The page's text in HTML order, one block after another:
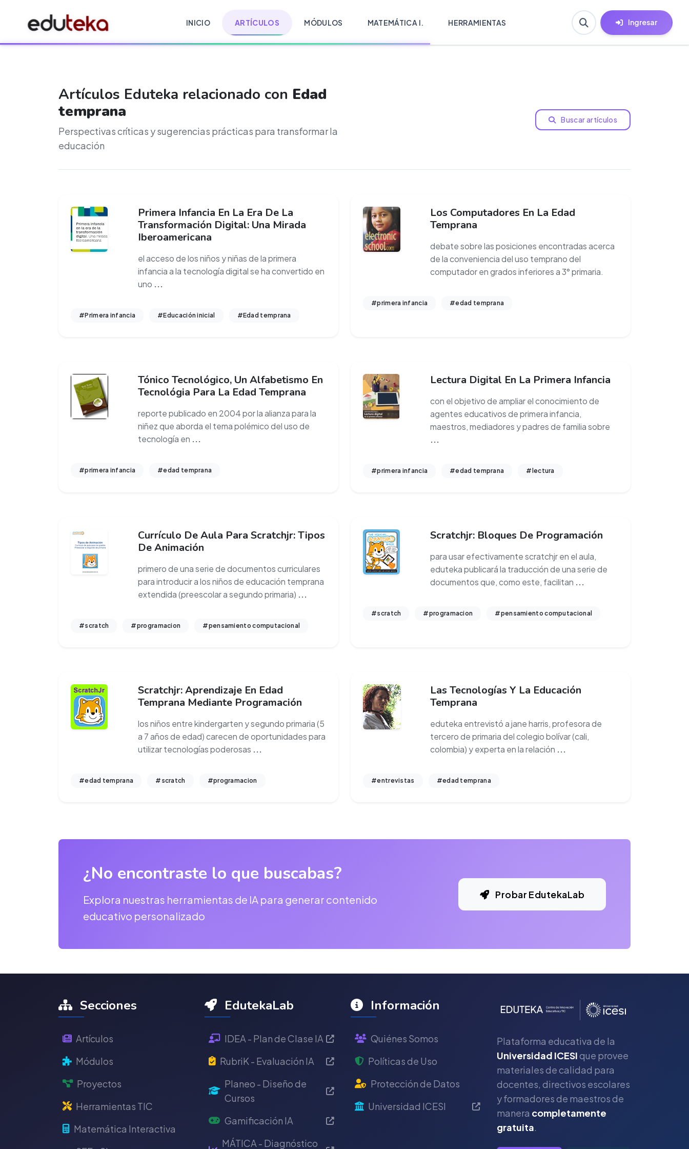
INICIO ARTÍCULOS MÓDULOS MATEMÁTICA I. HERRAMIENTAS Ingresar
Artículos Eduteka relacionado con Edad
temprana
Perspectivas críticas y sugerencias prácticas para transformar la
educación
Buscar artículos
Primera Infancia En La Era De La
Transformación Digital: Una Mirada
Iberoamericana
el acceso de los niños y niñas de la primera
infancia a la tecnología digital se ha convertido en
uno ...
#Primera infancia #Educación inicial #Edad temprana
Los Computadores En La Edad
Temprana
debate sobre las posiciones encontradas acerca
de la conveniencia del uso temprano del
computador en grados inferiores a 3° primaria.
#primera infancia #edad temprana
Tónico Tecnológico, Un Alfabetismo En
Tecnológia Para La Edad Temprana
reporte publicado en 2004 por la alianza para la
niñez que aborda el tema polémico del uso de
tecnología en ...
#primera infancia #edad temprana
Lectura Digital En La Primera Infancia
con el objetivo de ampliar el conocimiento de
agentes educativos de primera infancia,
maestros, mediadores y padres de familia sobre
...
#primera infancia #edad temprana #lectura
Currículo De Aula Para Scratchjr: Tipos
De Animación
primero de una serie de documentos curriculares
para introducir a los niños de educación temprana
extendida (preescolar a segundo primaria) ...
#scratch #programacion #pensamiento computacional
Scratchjr: Bloques De Programación
para usar efectivamente scratchjr en el aula,
eduteka publicará la traducción de una serie de
documentos que, como este, facilitan ...
#scratch #programacion #pensamiento computacional
Scratchjr: Aprendizaje En Edad
Temprana Mediante Programación
los niños entre kindergarten y segundo primaria (5
a 7 años de edad) carecen de oportunidades para
utilizar tecnologías poderosas ...
#edad temprana #scratch #programacion
Las Tecnologías Y La Educación
Temprana
eduteka entrevistó a jane harris, profesora de
tercero de primaria del colegio bolívar (cali,
colombia) y experta en la relación ...
#entrevistas #edad temprana
¿No encontraste lo que buscabas?
Explora nuestras herramientas de IA para generar contenido
educativo personalizado
Probar EdutekaLab
Secciones
Artículos
Módulos
Proyectos
Herramientas TIC
Matemática Interactiva
EdutekaLab
IDEA - Plan de Clase IA
RubriK - Evaluación IA
Planeo - Diseño de
Cursos
Gamificación IA
MÁTICA - Diagnóstico
Información
Quiénes Somos
Políticas de Uso
Protección de Datos
Universidad ICESI
Plataforma educativa de la
Universidad ICESIque provee
materiales de calidad para
docentes, directivos escolares
y formadores de maestros de
manera completamente
gratuita.